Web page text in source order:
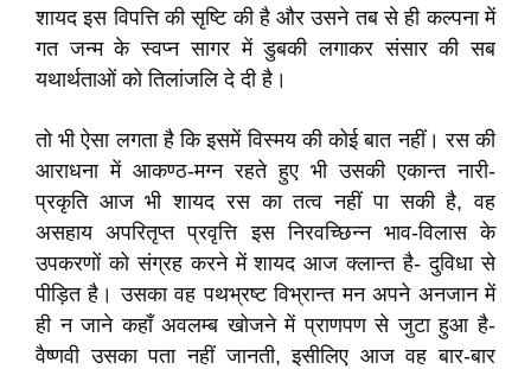
शायद इस विपत्ति की सृष्टि की है और उसने तब से ही कल्पना में
गत जन्म के स्वप्न सागर में डुबकी लगाकर संसार की सब
यथार्थताओं को तिलांजलि दे दी है।
तो भी ऐसा लगता है कि इसमें विस्मय की कोई बात नहीं। रस की
आराधना में आकण्ठ-मग्न रहते हुए भी उसकी एकान्त नारी-
प्रकृति आज भी शायद रस का तत्व नहीं पा सकी है, वह
असहाय अपरितृप्त प्रवृत्ति इस निरवच्छिन्न भाव-विलास के
उपकरणों को संग्रह करने में शायद आज क्लान्त है- दुवि‍‍धा से
पीड़ित है। उसका वह पथभ्रष्ट विभ्रान्त मन अपने अनजान में
ही न जाने कहाँ अवलम्ब खोजने में प्राणपण से जुटा हुआ है-
वैष्णवी उसका पता नहीं जानती, इसीलिए आज वह बार-बार